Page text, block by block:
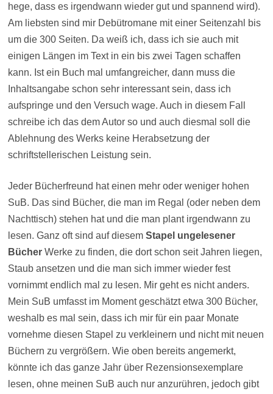
hege, dass es irgendwann wieder gut und spannend wird).
Am liebsten sind mir Debütromane mit einer Seitenzahl bis
um die 300 Seiten. Da weiß ich, dass ich sie auch mit
einigen Längen im Text in ein bis zwei Tagen schaffen
kann. Ist ein Buch mal umfangreicher, dann muss die
Inhaltsangabe schon sehr interessant sein, dass ich
aufspringe und den Versuch wage. Auch in diesem Fall
schreibe ich das dem Autor so und auch diesmal soll die
Ablehnung des Werks keine Herabsetzung der
schriftstellerischen Leistung sein.
Jeder Bücherfreund hat einen mehr oder weniger hohen
SuB. Das sind Bücher, die man im Regal (oder neben dem
Nachttisch) stehen hat und die man plant irgendwann zu
lesen. Ganz oft sind auf diesem Stapel ungelesener
BücherWerke zu finden, die dort schon seit Jahren liegen,
Staub ansetzen und die man sich immer wieder fest
vornimmt endlich mal zu lesen. Mir geht es nicht anders.
Mein SuB umfasst im Moment geschätzt etwa 300 Bücher,
weshalb es mal sein, dass ich mir für ein paar Monate
vornehme diesen Stapel zu verkleinern und nicht mit neuen
Büchern zu vergrößern. Wie oben bereits angemerkt,
könnte ich das ganze Jahr über Rezensionsexemplare
lesen, ohne meinen SuB auch nur anzurühren, jedoch gibt